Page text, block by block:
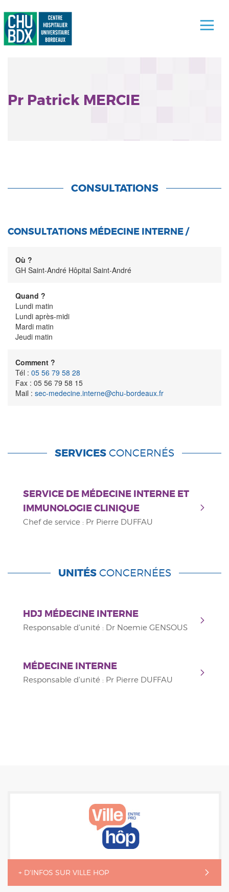
Pr Patrick MERCIE
CONSULTATIONS
CONSULTATIONS MÉDECINE INTERNE /
Où ?
GH Saint-André Hôpital Saint-André
Quand ?
Lundi matin
Lundi après-midi
Mardi matin
Jeudi matin
Comment ?
Tél : 05 56 79 58 28
Fax : 05 56 79 58 15
Mail : sec-medecine.interne@chu-bordeaux.fr
SERVICES CONCERNÉS
SERVICE DE MÉDECINE INTERNE ET
IMMUNOLOGIE CLINIQUE
Chef de service : Pr Pierre DUFFAU
UNITÉSCONCERNÉES
HDJ MÉDECINE INTERNE
Responsable d'unité : Dr Noemie GENSOUS
MÉDECINE INTERNE
Responsable d'unité : Pr Pierre DUFFAU
+ D'INFOS SUR VILLE HOP